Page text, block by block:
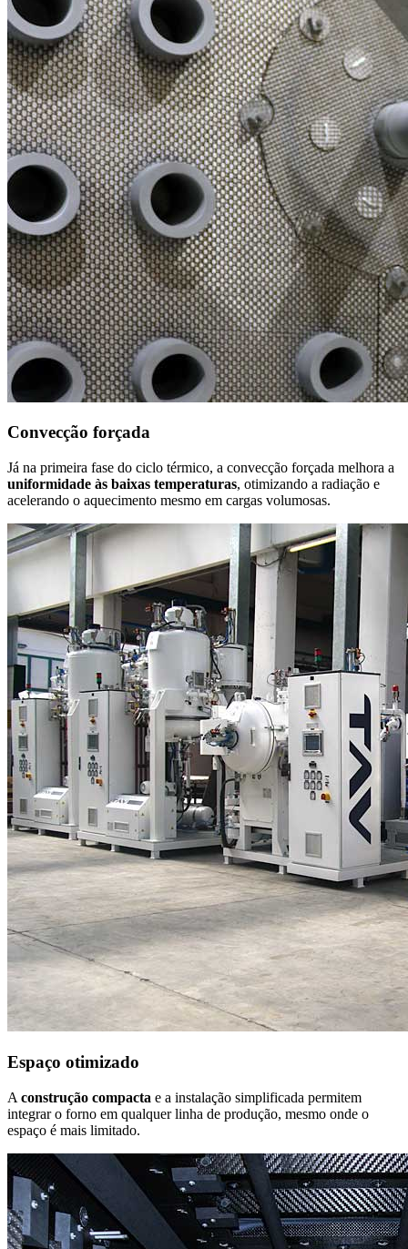
Convecção forçada
Já na primeira fase do ciclo térmico, a convecção forçada melhora a
uniformidade às baixas temperaturas, otimizando a radiação e
acelerando o aquecimento mesmo em cargas volumosas.
Espaço otimizado
A construção compacta e a instalação simplificada permitem
integrar o forno em qualquer linha de produção, mesmo onde o
espaço é mais limitado.